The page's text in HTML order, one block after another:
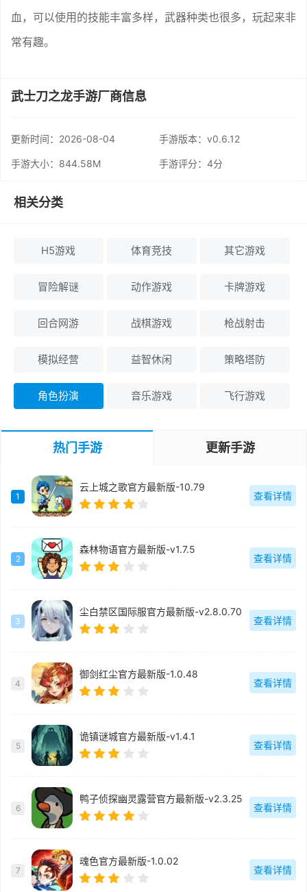
血，可以使用的技能丰富多样，武器种类也很多，玩起来非
常有趣。
武士刀之龙手游厂商信息
更新时间： 2026-08-04 手游版本：v0.6.12
手游大小：844.58M 手游评分： 4分
相关分类
H5游戏 体育竞技 其它游戏
冒险解谜 动作游戏 卡牌游戏
回合网游 战棋游戏 枪战射击
模拟经营 益智休闲 策略塔防
角色扮演 音乐游戏 飞行游戏
热门手游 更新手游
1
云上城之歌官方最新版-10.79
查看详情
2
森林物语官方最新版-v1.7.5
查看详情
3
尘白禁区国际服官方最新版-v2.8.0.70
查看详情
4
御剑红尘官方最新版-1.0.48
查看详情
5
诡镇谜城官方最新版-v1.4.1
查看详情
6
鸭子侦探幽灵露营官方最新版-v2.3.25
查看详情
7
魂色官方最新版-1.0.02
查看详情